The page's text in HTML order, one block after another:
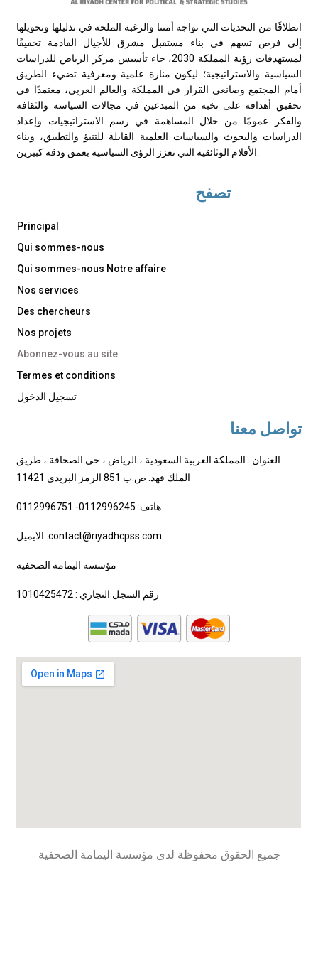
انطلاقًا من التحديات التي تواجه أمتنا والرغبة الملحة في تذليلها وتحويلها
إلى فرص تسهم في بناء مستقبل مشرق للأجيال القادمة تحقيقًا
لمستهدفات رؤية المملكة 2030، جاء تأسيس مركز الرياض للدراسات
السياسية والاستراتيجية؛ ليكون منارة علمية ومعرفية تضيء الطريق
أمام المجتمع وصانعي القرار في المملكة والعالم العربي، معتمدًا في
تحقيق أهدافه على نخبة من المبدعين في مجالات السياسة والثقافة
والفكر عمومًا من خلال المساهمة في رسم الاستراتيجيات وإعداد
الدراسات والبحوث والسياسات العلمية القابلة للتنبؤ والتطبيق، وبناء
تصفح
Principal
Qui sommes-nous
Qui sommes-nous Notre affaire
Nos services
Des chercheurs
Nos projets
Abonnez-vous au site
Termes et conditions
تسجيل الدخول
تواصل معنا
العنوان : المملكة العربية السعودية ، الرياض ، حي الصحافة ، طريق
الملك فهد. ص.ب 851 الرمز البريدي 11421
هاتف: 0112996245- 0112996751
الايميل: contact@riyadhcpss.com
مؤسسة اليمامة الصحفية
رقم السجل التجاري : 1010425472
جميع الحقوق محفوظة لدى مؤسسة اليمامة الصحفية